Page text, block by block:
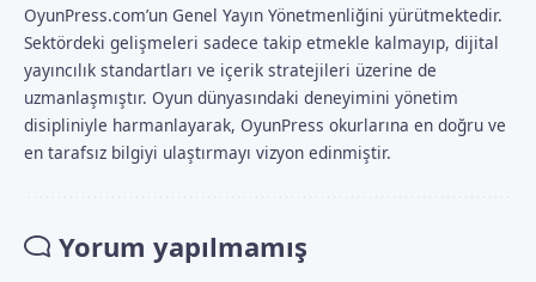
OyunPress.com’un Genel Yayın Yönetmenliğini yürütmektedir.
Sektördeki gelişmeleri sadece takip etmekle kalmayıp, dijital
yayıncılık standartları ve içerik stratejileri üzerine de
uzmanlaşmıştır. Oyun dünyasındaki deneyimini yönetim
disipliniyle harmanlayarak, OyunPress okurlarına en doğru ve
en tarafsız bilgiyi ulaştırmayı vizyon edinmiştir.
Yorum yapılmamış